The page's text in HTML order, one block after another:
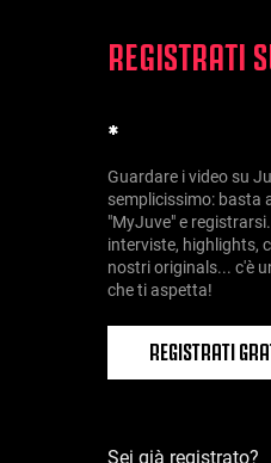
REGISTRATI
*
Guardare i video su
semplicissimo: basta
"MyJuve" e
interviste, highlights,
nostri originals... c'è
che ti aspetta!
REGISTRATI
Sei già registrato?